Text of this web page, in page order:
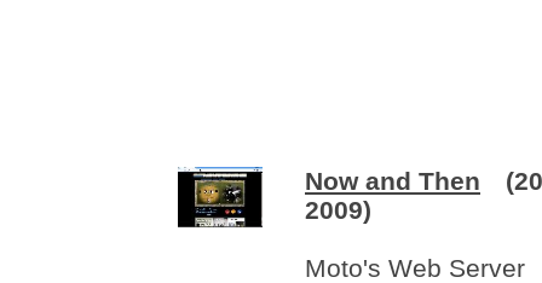
Now and Then
2009)
Moto's Web Server